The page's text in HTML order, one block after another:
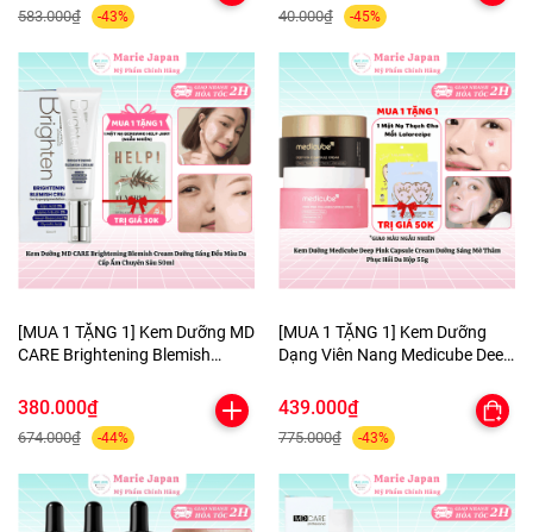
583.000₫ -43% 40.000₫ -45%
[MUA 1 TẶNG 1] Kem Dưỡng MD
CARE Brightening Blemish
Cấp Ẩm Chuyên Sâu 50ml-
TẶNG 1 MẶT NẠ BERGAMO
HELP JARY
380.000₫
674.000₫ -44%
[MUA 1 TẶNG 1] Kem Dưỡng
Dạng Viên Nang Medicube Deep
Sáng Mờ Thâm Phục Hồi Da
Hộp 55g - TẶNG MẶT NẠ MẮT
439.000₫
775.000₫ -43%